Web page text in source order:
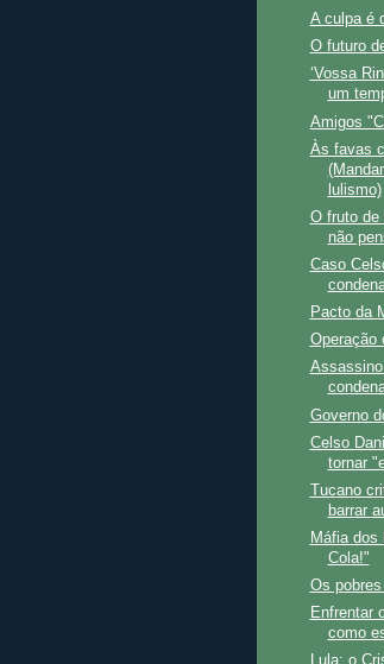
A culpa é
O futuro
‘Vossa
um
Amigos
Às favas
lulismo)
O fruto de
não
Caso
Pacto da
Operação
Governo
Celso
tornar
Tucano
barrar
Máfia dos
Cola!"
Os
Enfrentar
como